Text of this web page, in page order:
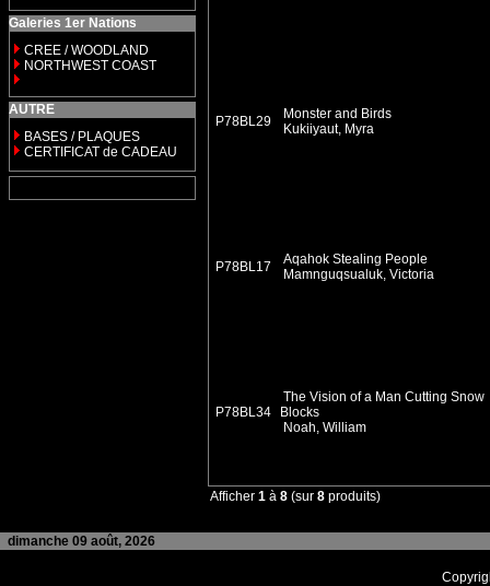
Galeries 1er Nations
CREE / WOODLAND
NORTHWEST COAST
AUTRE
BASES / PLAQUES
CERTIFICAT de CADEAU
P78BL29
Monster and Birds
Kukiiyaut, Myra
P78BL17
Aqahok Stealing People
Mamnguqsualuk, Victoria
P78BL34
The Vision of a Man Cutting Snow
Blocks
Noah, William
Afficher 1 à 8 (sur 8 produits)
dimanche 09 août, 2026